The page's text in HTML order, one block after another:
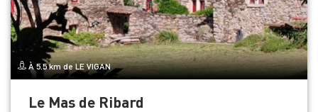
À 5.5 km de LE VIGAN
Le Mas de Ribard